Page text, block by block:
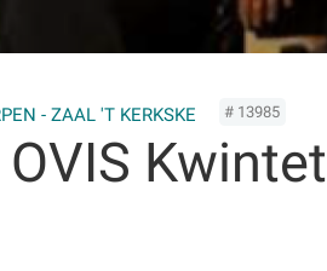
- ZAAL 'T KERKSKE # 13985
Kwintet